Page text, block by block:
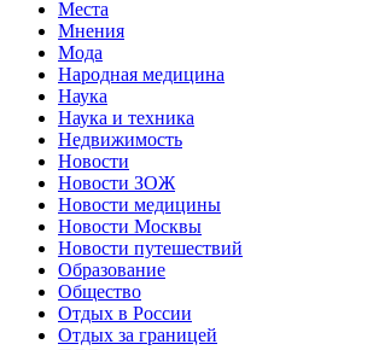
Места
Мнения
Мода
Народная медицина
Наука
Наука и техника
Недвижимость
Новости
Новости ЗОЖ
Новости медицины
Новости Москвы
Новости путешествий
Образование
Общество
Отдых в России
Отдых за границей